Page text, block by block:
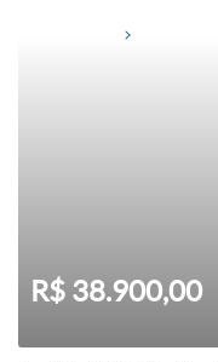
R$ 38.900,00